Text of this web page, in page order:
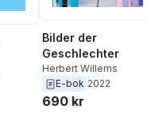
Bilder der
Geschlechter
Herbert Willems
E-bok 2022
690 kr